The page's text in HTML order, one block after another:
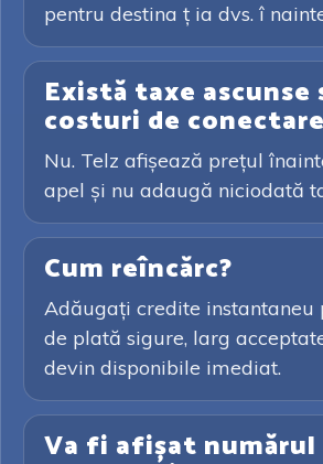
pentru destina ț ia dvs. î
Există taxe ascunse
costuri de
Nu. Telz afișează prețul
apel și nu adaugă niciodată
Cum reîncărc?
Adăugați credite instantaneu
de plată sigure, larg
devin disponibile imediat.
Va fi afișat numărul